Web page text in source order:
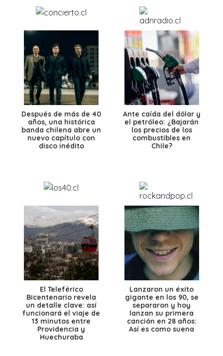
Después de más de 40
años, una histórica
banda chilena abre un
nuevo capítulo con
disco inédito
Ante caída del dólar y
el petróleo: ¿Bajarán
los precios de los
combustibles en
Chile?
El Teleférico
Bicentenario revela
un detalle clave: así
funcionará el viaje de
13 minutos entre
Providencia y
Huechuraba
Lanzaron un éxito
gigante en los 90, se
separaron y hoy
lanzan su primera
canción en 28 años:
Así es como suena